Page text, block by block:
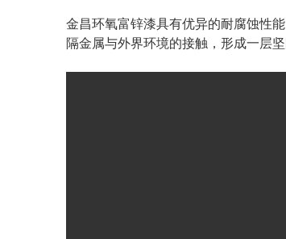
金昌环氧富锌漆具有优异的耐腐蚀性
隔金属与外界环境的接触，形成一层